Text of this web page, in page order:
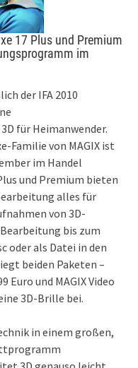
17 Plus und Premium
im
der IFA 2010
für Heimanwender.
Familie von MAGIX ist
im Handel
und Premium bieten
alles für
von 3D-
bis zum
oder als Datei in den
beiden Paketen –
Euro und MAGIX Video
3D-Brille bei.
in einem großen,